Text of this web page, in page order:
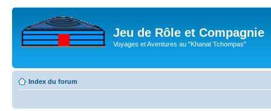
Jeu de Rôle et Compagnie
Voyages et Aventures au "Khanat Tchompas"
Index du forum